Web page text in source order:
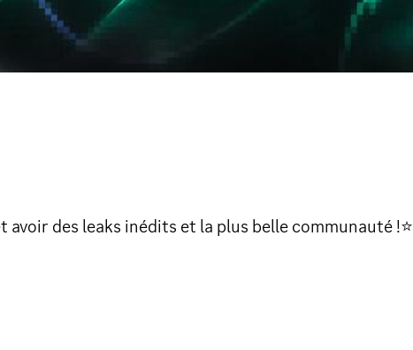
des leaks inédits et la plus belle communauté !⭐